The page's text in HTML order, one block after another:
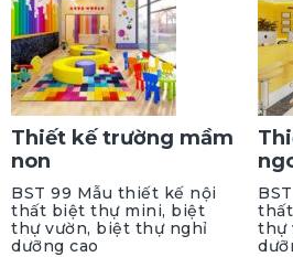
Thiết kế trường mầm
non
BST 99 Mẫu thiết kế nội
thất biệt thự mini, biệt
thự vườn, biệt thự nghỉ
dưỡng cao
thự